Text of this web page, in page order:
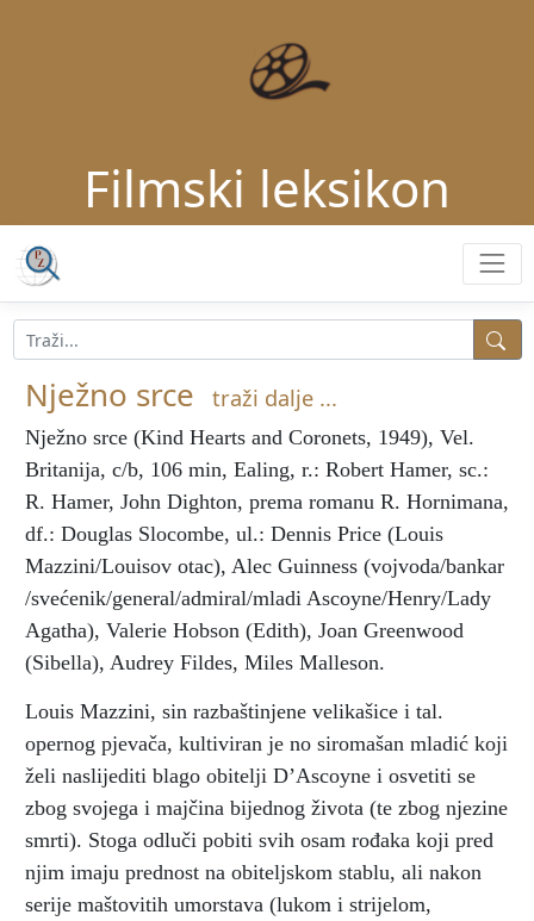
Filmski leksikon
Nježno srce traži dalje ...
Nježno srce (Kind Hearts and Coronets, 1949), Vel.
Britanija, c/b, 106 min, Ealing, r.: Robert Hamer, sc.:
R. Hamer, John Dighton, prema romanu R. Hornimana,
df.: Douglas Slocombe, ul.: Dennis Price (Louis
Mazzini/Louisov otac), Alec Guinness (vojvoda/bankar
/svećenik/general/admiral/mladi Ascoyne/Henry/Lady
Agatha), Valerie Hobson (Edith), Joan Greenwood
(Sibella), Audrey Fildes, Miles Malleson.
Louis Mazzini, sin razbaštinjene velikašice i tal.
opernog pjevača, kultiviran je no siromašan mladić koji
želi naslijediti blago obitelji D’Ascoyne i osvetiti se
zbog svojega i majčina bijednog života (te zbog njezine
smrti). Stoga odluči pobiti svih osam rođaka koji pred
njim imaju prednost na obiteljskom stablu, ali nakon
serije maštovitih umorstava (lukom i strijelom,